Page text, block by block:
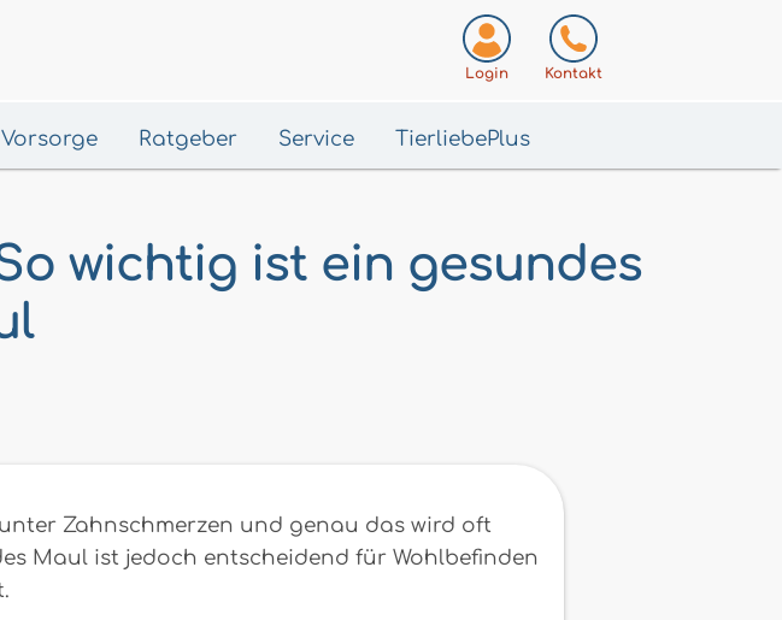
Login Kontakt
Vorsorge Ratgeber Service TierliebePlus
wichtig ist ein gesundes
Zahnschmerzen und genau das wird oft
Maul ist jedoch entscheidend für Wohlbefinden